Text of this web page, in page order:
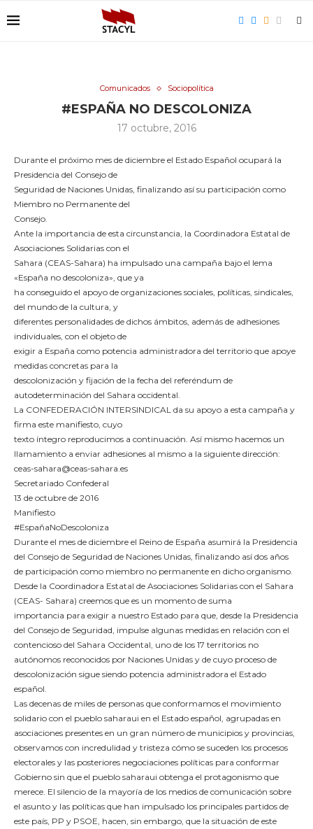
Comunicados Sociopolítica
#ESPAÑA NO DESCOLONIZA
17 octubre, 2016
Durante el próximo mes de diciembre el Estado Español ocupará la
Presidencia del Consejo de
Seguridad de Naciones Unidas, finalizando así su participación como
Miembro no Permanente del
Consejo.
Ante la importancia de esta circunstancia, la Coordinadora Estatal de
Asociaciones Solidarias con el
Sahara (CEAS-Sahara) ha impulsado una campaña bajo el lema
«España no descoloniza», que ya
ha conseguido el apoyo de organizaciones sociales, políticas, sindicales,
del mundo de la cultura, y
diferentes personalidades de dichos ámbitos, además de adhesiones
individuales, con el objeto de
exigir a España como potencia administradora del territorio que apoye
medidas concretas para la
descolonización y fijación de la fecha del referéndum de
autodeterminación del Sahara occidental.
La CONFEDERACIÓN INTERSINDICAL da su apoyo a esta campaña y
firma este manifiesto, cuyo
texto íntegro reproducimos a continuación. Así mismo hacemos un
llamamiento a enviar adhesiones al mismo a la siguiente dirección:
ceas-sahara@ceas-sahara.es
Secretariado Confederal
13 de octubre de 2016
Manifiesto
#EspañaNoDescoloniza
Durante el mes de diciembre el Reino de España asumirá la Presidencia
del Consejo de Seguridad de Naciones Unidas, finalizando así dos años
de participación como miembro no permanente en dicho organismo.
Desde la Coordinadora Estatal de Asociaciones Solidarias con el Sahara
(CEAS- Sahara) creemos que es un momento de suma
importancia para exigir a nuestro Estado para que, desde la Presidencia
del Consejo de Seguridad, impulse algunas medidas en relación con el
contencioso del Sahara Occidental, uno de los 17 territorios no
autónomos reconocidos por Naciones Unidas y de cuyo proceso de
descolonización sigue siendo potencia administradora el Estado
español.
Las decenas de miles de personas que conformamos el movimiento
solidario con el pueblo saharaui en el Estado español, agrupadas en
asociaciones presentes en un gran número de municipios y provincias,
observamos con incredulidad y tristeza cómo se suceden los procesos
electorales y las posteriores negociaciones políticas para conformar
Gobierno sin que el pueblo saharaui obtenga el protagonismo que
merece. El silencio de la mayoría de los medios de comunicación sobre
el asunto y las políticas que han impulsado los principales partidos de
este país, PP y PSOE, hacen, sin embargo, que la situación de este